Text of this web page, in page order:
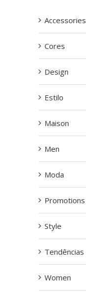
Accessories
Cores
Design
Estilo
Maison
Men
Moda
Promotions
Style
Tendências
Women